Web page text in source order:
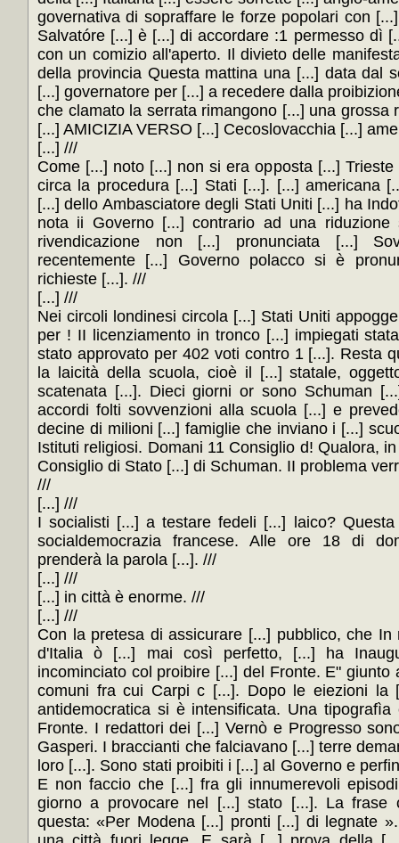
governativa di sopraffare le forze popolari con
Salvatóre [...] è [...] di accordare :1 permesso dì
con un comizio all'aperto. Il divieto delle
della provincia Questa mattina una [...] data dal
[...] governatore per [...] a recedere dalla
che clamato la serrata rimangono [...] una grossa
[...] AMICIZIA VERSO [...] Cecoslovacchia [...]
[...] ///
Come [...] noto [...] non si era opposta [...]
circa la procedura [...] Stati [...]. [...] americana
[...] dello Ambasciatore degli Stati Uniti [...] ha
nota ii Governo [...] contrario ad una riduzione
rivendicazione non [...] pronunciata [...]
recentemente [...] Governo polacco si è
richieste [...]. ///
[...] ///
Nei circoli londinesi circola [...] Stati Uniti
per ! II licenziamento in tronco [...] impiegati
stato approvato per 402 voti contro 1 [...]. Resta
la laicità della scuola, cioè il [...] statale,
scatenata [...]. Dieci giorni or sono Schuman
accordi folti sovvenzioni alla scuola [...] e
decine di milioni [...] famiglie che inviano i [...]
Istituti religiosi. Domani 11 Consiglio d! Qualora,
Consiglio di Stato [...] di Schuman. II problema
///
[...] ///
I socialisti [...] a testare fedeli [...] laico?
socialdemocrazia francese. Alle ore 18 di
prenderà la parola [...]. ///
[...] ///
[...] in città è enorme. ///
[...] ///
Con la pretesa di assicurare [...] pubblico, che
d'Italia ò [...] mai così perfetto, [...] ha
incominciato col proibire [...] del Fronte. E"
comuni fra cui Carpi c [...]. Dopo le eiezioni la
antidemocratica si è intensificata. Una
Fronte. I redattori dei [...] Vernò e Progresso
Gasperi. I braccianti che falciavano [...] terre
loro [...]. Sono stati proibiti i [...] al Governo e
E non faccio che [...] fra gli innumerevoli
giorno a provocare nel [...] stato [...]. La
questa: «Per Modena [...] pronti [...] di legnate